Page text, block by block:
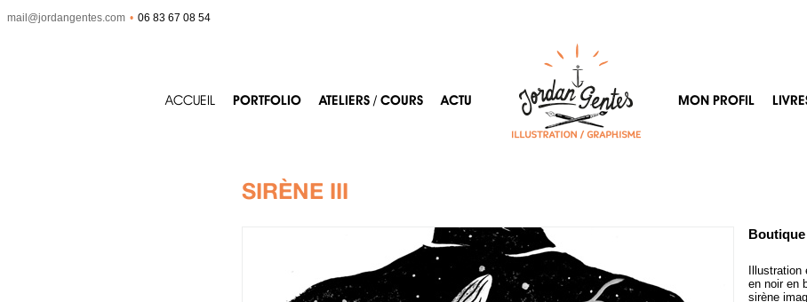
mail@jordangentes.com • 06 83 67 08 54
ACCUEIL PORTFOLIO ATELIERS / COURS ACTU MON PROFIL
SIRÈNE III
en noir en
sirène